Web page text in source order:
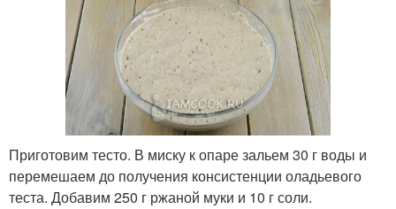
Приготовим тесто. В миску к опаре зальем 30 г воды и
перемешаем до получения консистенции оладьевого
теста. Добавим 250 г ржаной муки и 10 г соли.